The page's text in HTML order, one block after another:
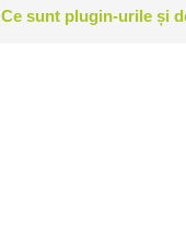
Ce sunt plugin-urile și